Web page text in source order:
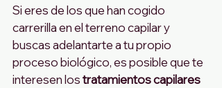
Si eres de los que han cogido
carrerilla en el terreno capilar y
buscas adelantarte a tu propio
proceso biológico, es posible que te
interesen los tratamientos capilares